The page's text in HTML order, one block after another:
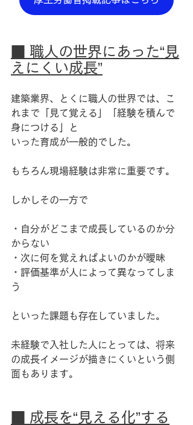
■ 職人の世界にあった“見
えにくい成長”
建築業界、とくに職人の世界では、こ
れまで「見て覚える」「経験を積んで
身につける」と
いった育成が一般的でした。
もちろん現場経験は非常に重要です。
しかしその一方で
・自分がどこまで成長しているのか分
からない
・次に何を覚えればよいのかが曖昧
・評価基準が人によって異なってしま
う
といった課題も存在していました。
未経験で入社した人にとっては、将来
の成長イメージが描きにくいという側
面もあります。
■ 成長を“見える化”する